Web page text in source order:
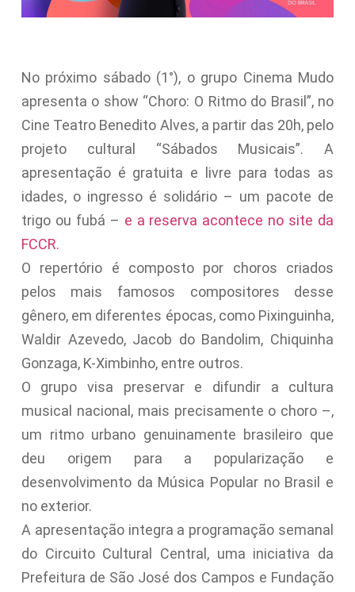
No próximo sábado (1°), o grupo Cinema Mudo
apresenta o show “Choro: O Ritmo do Brasil”, no
Cine Teatro Benedito Alves, a partir das 20h, pelo
projeto cultural “Sábados Musicais”. A
apresentação é gratuita e livre para todas as
idades, o ingresso é solidário – um pacote de
trigo ou fubá – e a reserva acontece no site da
FCCR.
O repertório é composto por choros criados
pelos mais famosos compositores desse
gênero, em diferentes épocas, como Pixinguinha,
Waldir Azevedo, Jacob do Bandolim, Chiquinha
Gonzaga, K-Ximbinho, entre outros.
O grupo visa preservar e difundir a cultura
musical nacional, mais precisamente o choro –,
um ritmo urbano genuinamente brasileiro que
deu origem para a popularização e
desenvolvimento da Música Popular no Brasil e
no exterior.
A apresentação integra a programação semanal
do Circuito Cultural Central, uma iniciativa da
Prefeitura de São José dos Campos e Fundação